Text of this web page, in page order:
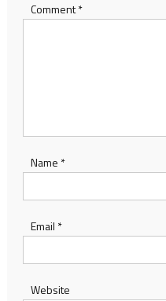
Comment*
Name *
Email *
Website